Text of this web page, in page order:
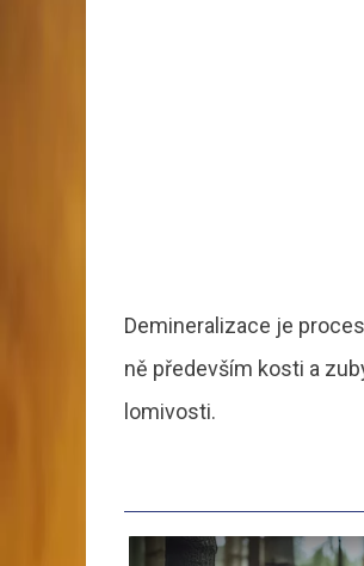
Demineralizace je
ně především kosti a
lomivosti.